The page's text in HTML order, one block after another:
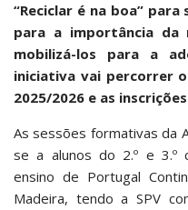
“Reciclar é na boa”
para a importância da
mobilizá-los para a
iniciativa vai percorrer
2025/2026 e as
As sessões formativas da
se a alunos do 2.º e 3.º
ensino de Portugal
Madeira, tendo a SPV